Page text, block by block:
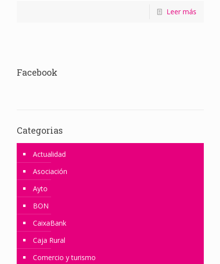
Leer más
Facebook
Categorias
Actualidad
Asociación
Ayto
BON
CaixaBank
Caja Rural
Comercio y turismo